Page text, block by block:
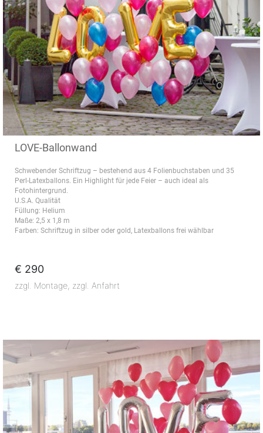
LOVE-Ballonwand
Schwebender Schriftzug – bestehend aus 4 Folienbuchstaben und 35
Perl-Latexballons. Ein Highlight für jede Feier – auch ideal als
Fotohintergrund.
U.S.A. Qualität
Füllung: Helium
Maße: 2,5 x 1,8 m
Farben: Schriftzug in silber oder gold, Latexballons frei wählbar
€ 290
zzgl. Montage, zzgl. Anfahrt